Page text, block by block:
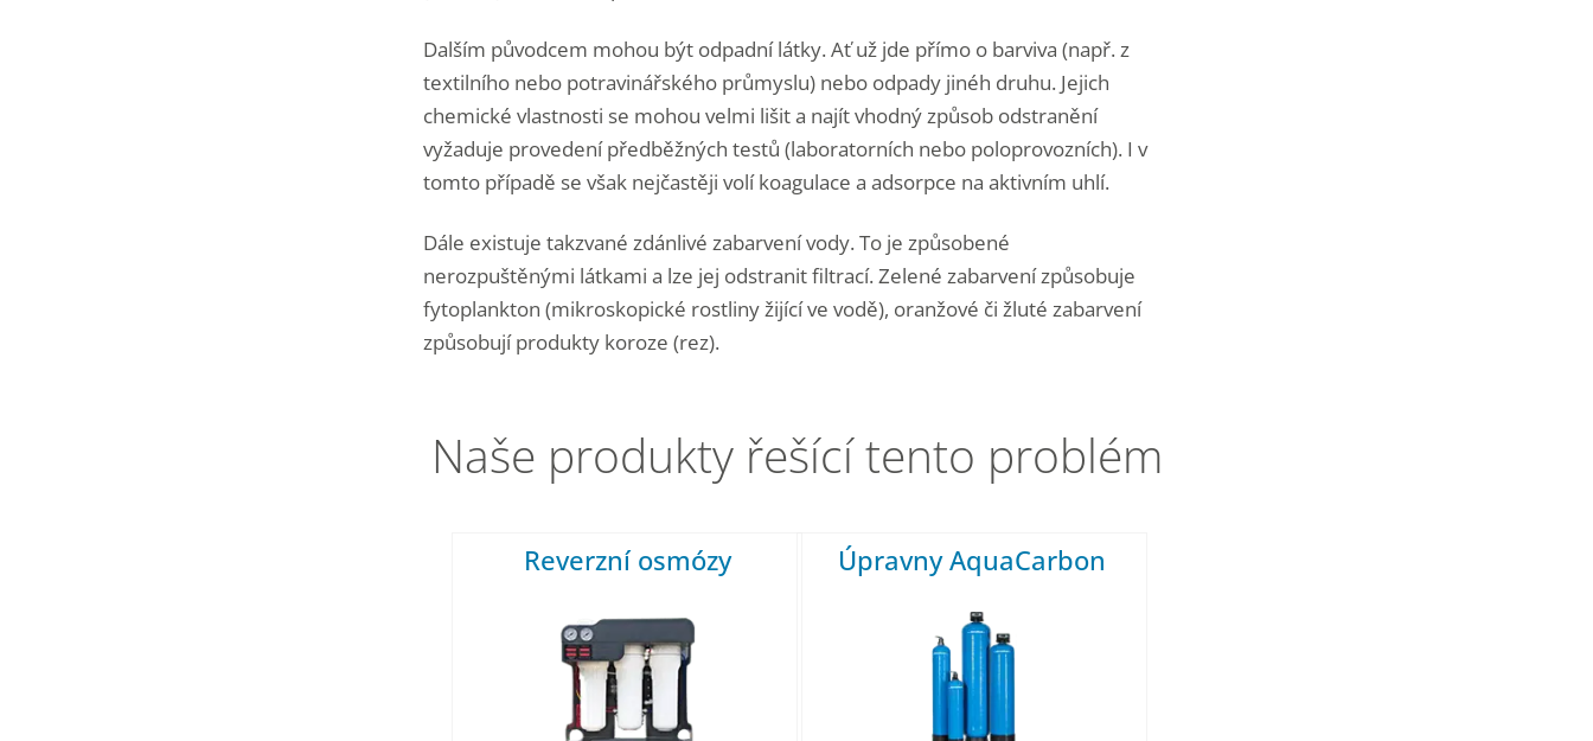
Dalším původcem mohou být odpadní látky. Ať už jde přímo o barviva (např. z
textilního nebo potravinářského průmyslu) nebo odpady jinéh druhu. Jejich
chemické vlastnosti se mohou velmi lišit a najít vhodný způsob odstranění
vyžaduje provedení předběžných testů (laboratorních nebo poloprovozních). I v
tomto případě se však nejčastěji volí koagulace a adsorpce na aktivním uhlí.
Dále existuje takzvané zdánlivé zabarvení vody. To je způsobené
nerozpuštěnými látkami a lze jej odstranit filtrací. Zelené zabarvení způsobuje
fytoplankton (mikroskopické rostliny žijící ve vodě), oranžové či žluté zabarvení
způsobují produkty koroze (rez).
Naše produkty řešící tento problém
Reverzní osmózy Úpravny AquaCarbon